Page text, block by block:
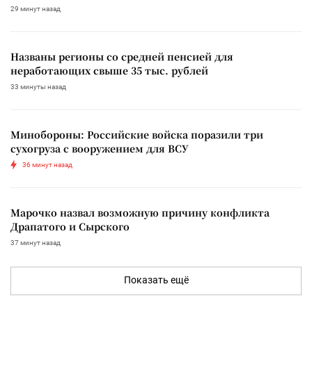
29 минут назад
Названы регионы со средней пенсией для
неработающих свыше 35 тыс. рублей
33 минуты назад
Минобороны: Российские войска поразили три
сухогруза с вооружением для ВСУ
36 минут назад
Марочко назвал возможную причину конфликта
Драпатого и Сырского
37 минут назад
Показать ещё